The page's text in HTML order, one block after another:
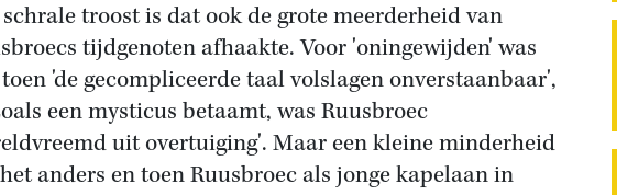
troost is dat ook de grote meerderheid van
tijdgenoten afhaakte. Voor 'oningewijden' was
'de gecompliceerde taal volslagen onverstaanbaar',
een mysticus betaamt, was Ruusbroec
uit overtuiging'. Maar een kleine minderheid
anders en toen Ruusbroec als jonge kapelaan in